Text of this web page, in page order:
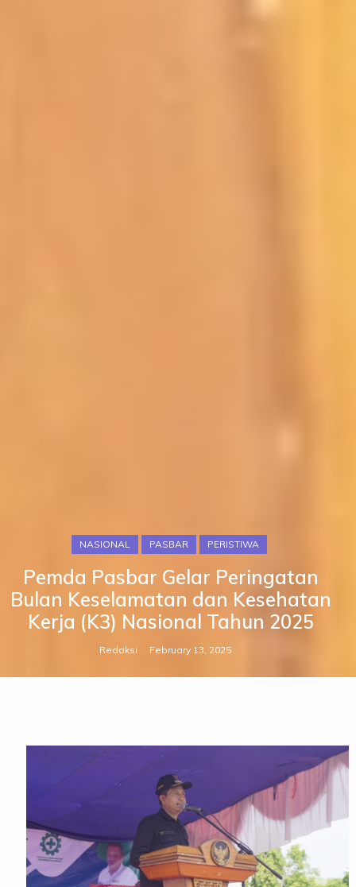
NASIONAL PASBAR PERISTIWA
Pemda Pasbar Gelar Peringatan
Bulan Keselamatan dan Kesehatan
Kerja (K3) Nasional Tahun 2025
Redaksi February 13, 2025